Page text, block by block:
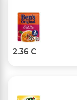
2.36 €